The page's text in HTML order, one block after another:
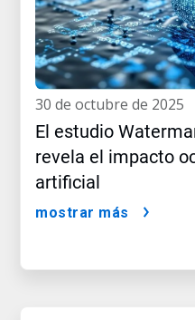
30 de octubre de 2025
El estudio
revela el impacto
artificial
mostrar más